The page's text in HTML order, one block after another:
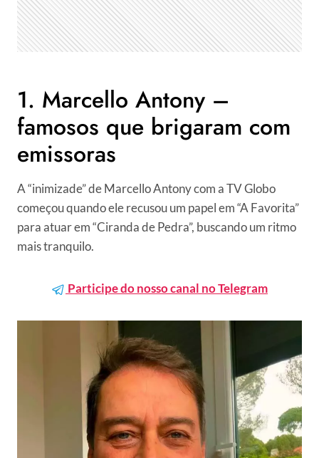
1. Marcello Antony –
famosos que brigaram com
emissoras
A “inimizade” de Marcello Antony com a TV Globo
começou quando ele recusou um papel em “A Favorita”
para atuar em “Ciranda de Pedra”, buscando um ritmo
mais tranquilo.
Participe do nosso canal no Telegram